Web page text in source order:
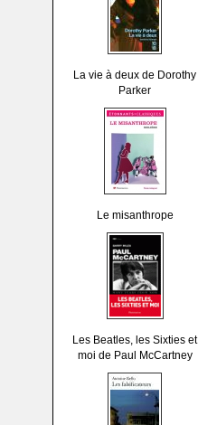
La vie à deux de Dorothy
Parker
Le misanthrope
Les Beatles, les Sixties et
moi de Paul McCartney